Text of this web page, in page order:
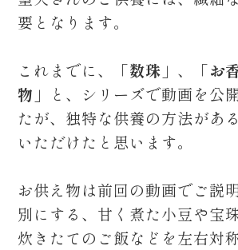
要となります。
これまでに、 「数珠」 、 「お
物」
と、シリーズで動画を公
たが、独特な供養の方法があ
いただけたと思います。
お供え物は前回の動画でご説
別にする、甘く煮た小豆や宝
炊きたてのご飯などを左右対